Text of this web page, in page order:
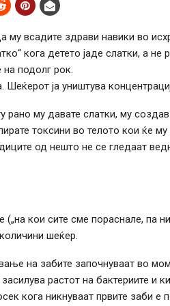
всадите здрави навики во
кога детето јаде слатки, а не
на подолг рок.
Шеќерот ја уништува
му давате слатки, му
токсини во телото кои ќе
од нешто не се гледаат
(„на кои сите сме пораснале, па
шеќер.
на забите започнуваат во
растот на бактериите и
кога никнуваат првите заби е